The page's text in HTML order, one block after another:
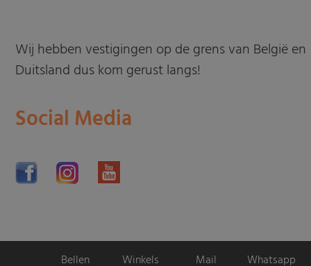
Wij hebben vestigingen op de grens van België en
Duitsland dus kom gerust langs!
Social Media
Bellen Winkels Mail Whatsapp
Motorpromo.nl door ProShops